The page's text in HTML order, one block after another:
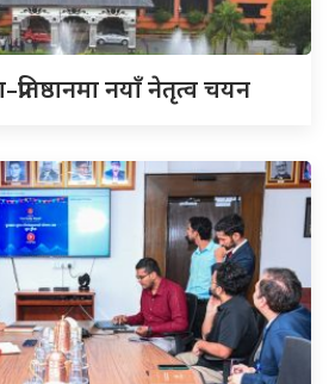
नयाँ नेतृत्व चयन